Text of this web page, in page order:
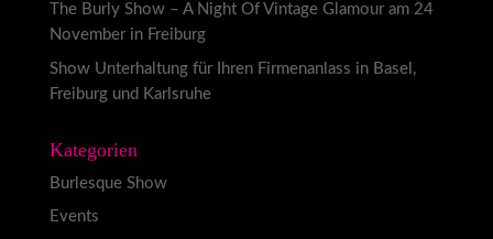
The Burly Show – A Night Of Vintage Glamour am 24
November in Freiburg
Show Unterhaltung für Ihren Firmenanlass in Basel,
Freiburg und Karlsruhe
Kategorien
Burlesque Show
Events